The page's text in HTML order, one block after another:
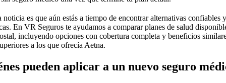
noticia es que aún estás a tiempo de encontrar alternativas confiables
En VR Seguros te ayudamos a comparar planes de salud
incluyendo opciones con cobertura completa y beneficios
a los que ofrecía Aetna.
pueden aplicar a un nuevo seguro